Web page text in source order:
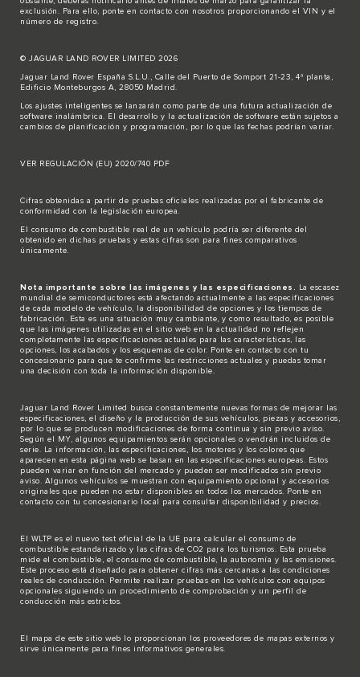
exclusión. Para ello, ponte en contacto con nosotros proporcionando el VIN y el
número de registro.
© JAGUAR LAND ROVER LIMITED 2026
Jaguar Land Rover España S.L.U., Calle del Puerto de Somport 21-23, 4ª planta,
Edificio Monteburgos A, 28050 Madrid.
Los ajustes inteligentes se lanzarán como parte de una futura actualización de
software inalámbrica. El desarrollo y la actualización de software están sujetos a
cambios de planificación y programación, por lo que las fechas podrían variar.
VER REGULACIÓN (EU) 2020/740 PDF
Cifras obtenidas a partir de pruebas oficiales realizadas por el fabricante de
conformidad con la legislación europea.
El consumo de combustible real de un vehículo podría ser diferente del
obtenido en dichas pruebas y estas cifras son para fines comparativos
únicamente.
Nota importante sobre las imágenes y las especificaciones.
La escasez
mundial de semiconductores está afectando actualmente a las especificaciones
de cada modelo de vehículo, la disponibilidad de opciones y los tiempos de
fabricación. Esta es una situación muy cambiante, y como resultado, es posible
que las imágenes utilizadas en el sitio web en la actualidad no reflejen
completamente las especificaciones actuales para las características, las
opciones, los acabados y los esquemas de color. Ponte en contacto con tu
concesionario para que te confirme las restricciones actuales y puedas tomar
una decisión con toda la información disponible.
Jaguar Land Rover Limited busca constantemente nuevas formas de mejorar las
especificaciones, el diseño y la producción de sus vehículos, piezas y accesorios,
por lo que se producen modificaciones de forma continua y sin previo aviso.
Según el MY, algunos equipamientos serán opcionales o vendrán incluidos de
serie. La información, las especificaciones, los motores y los colores que
aparecen en esta página web se basan en las especificaciones europeas. Estos
pueden variar en función del mercado y pueden ser modificados sin previo
aviso. Algunos vehículos se muestran con equipamiento opcional y accesorios
originales que pueden no estar disponibles en todos los mercados. Ponte en
contacto con tu concesionario local para consultar disponibilidad y precios.
El WLTP es el nuevo test oficial de la UE para calcular el consumo de
combustible estandarizado y las cifras de CO2 para los turismos. Esta prueba
mide el combustible, el consumo de combustible, la autonomía y las emisiones.
Este proceso está diseñado para obtener cifras más cercanas a las condiciones
reales de conducción. Permite realizar pruebas en los vehículos con equipos
opcionales siguiendo un procedimiento de comprobación y un perfil de
conducción más estrictos.
El mapa de este sitio web lo proporcionan los proveedores de mapas externos y
sirve únicamente para fines informativos generales.